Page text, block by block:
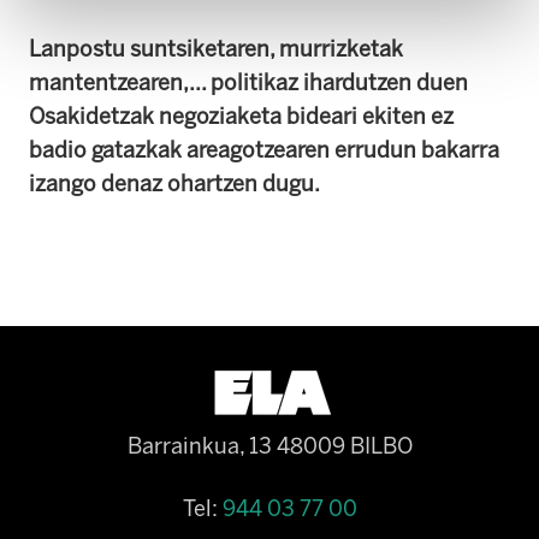
Lanpostu suntsiketaren, murrizketak
mantentzearen,... politikaz ihardutzen duen
Osakidetzak negoziaketa bideari ekiten ez
badio gatazkak areagotzearen errudun bakarra
izango denaz ohartzen dugu.
Barrainkua, 13 48009 BILBO
Tel: 944 03 77 00